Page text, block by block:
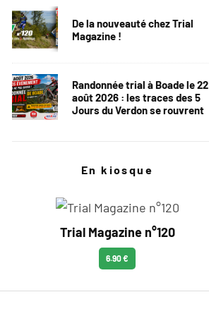
De la nouveauté chez Trial
Magazine !
Randonnée trial à Boade le 22
août 2026 : les traces des 5
Jours du Verdon se rouvrent
En kiosque
Trial Magazine n°120
6.90 €